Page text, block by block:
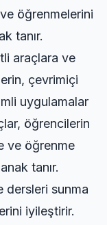
öğrenmelerini
tanır.
araçlara ve
çevrimiçi
uygulamalar
öğrencilerin
ve öğrenme
tanır.
dersleri sunma
iyileştirir.